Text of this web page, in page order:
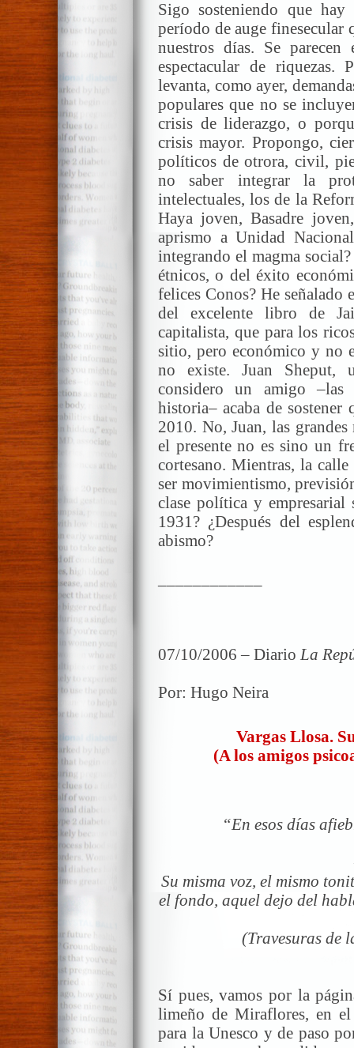
Sigo sosteniendo que hay
período de auge finesecular
nuestros días. Se
espectacular de riquezas.
levanta, como ayer,
populares que no se
crisis de liderazgo, o
crisis mayor. Propongo,
políticos de otrora, civil,
no saber integrar la
intelectuales, los de la
Haya joven, Basadre
aprismo a Unidad
integrando el magma
étnicos, o del éxito
felices Conos? He señalado
del excelente libro de
capitalista, que para los
sitio, pero económico y no
no existe. Juan Sheput,
considero un amigo –las
historia– acaba de sostener
2010. No, Juan, las
el presente no es sino un
cortesano. Mientras, la
ser movimientismo,
clase política y empresarial
1931? ¿Después del
abismo?
07/10/2006 – Diario La
Por: Hugo Neira
Vargas Llosa.
(A los amigos
“En esos días
Su misma voz, el mismo
el fondo, aquel dejo del
(Travesuras de
Sí pues, vamos por la
limeño de Miraflores, en
para la Unesco y de paso